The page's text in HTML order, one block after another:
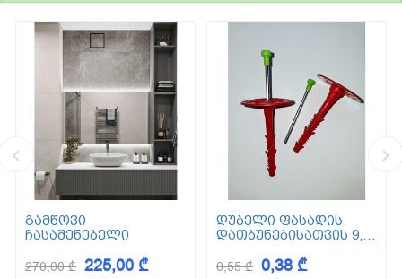
გამწოვი
ჩასაშენებელი
270,00 ₾ 225,00 ₾
დუბელი ფასადის
დათბუნებისათვის 9,5
0,55 ₾ 0,38 ₾